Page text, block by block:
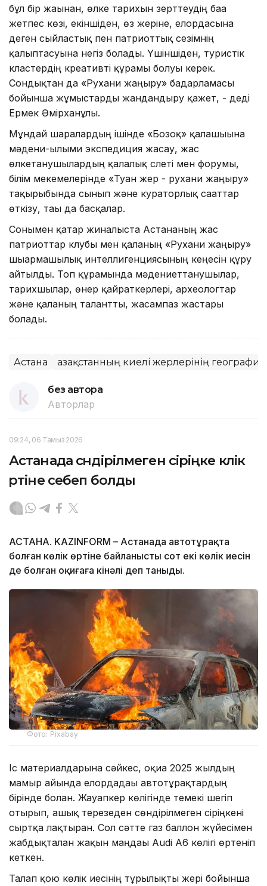
бұл бір жағынан, өлке тарихын зерттеудің баға
жетпес көзі, екіншіден, өз жеріне, елордасына
деген сыйластық пен патриоттық сезімнің
қалыптасуына негіз болады. Үшіншіден, туристік
кластердің креативті құрамы болуы керек.
Сондықтан да «Рухани жаңғыру» бағдарламасы
бойынша жұмыстарды жандандыру қажет, - деді
Ермек Әмірханұлы.
Мұндай шаралардың ішінде «Бозоқ» қалашығына
мәдени-ғылыми экспедиция жасау, жас
өлкетанушылардың қалалық слеті мен форумы,
білім мекемелерінде «Туған жер - рухани жаңғыру»
тақырыбында сынып және кураторлық сағаттар
өткізу, тағы да басқалар.
Сонымен қатар жиналыста Астананың жас
патриоттар клубы мен қаланың «Рухани жаңғыру»
шығармашылық интеллигенциясының кеңесін құру
айтылды. Топ құрамында мәдениеттанушылар,
тарихшылар, өнер қайраткерлері, археологтар
және қаланың талантты, жасампаз жастары
болады.
Астана Қазақстанның киелі жерлерінің
без автора
Авторлар
09:24, 06 Тамыз 2026
Астанада сөндірілмеген сіріңке көлік
өртіне себеп болды
АСТАНА. KAZINFORM – Астанада автотұрақта
болған көлік өртіне байланысты сот екі көлік иесін
де болған оқиғаға кінәлі деп таныды.
Фото: Pixabay
Іс материалдарына сәйкес, оқиға 2025 жылдың
мамыр айында елордадағы автотұрақтардың
бірінде болған. Жауапкер көлігінде темекі шегіп
отырып, ашық терезеден сөндірілмеген сіріңкені
сыртқа лақтырған. Сол сәтте газ баллон жүйесімен
жабдықталған жақын маңдағы Audi A6 көлігі өртеніп
кеткен.
Талап қою көлік иесінің тұрғылықты жері бойынша